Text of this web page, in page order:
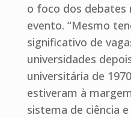
o foco dos debates
evento. “Mesmo
significativo de
universidades
universitária de
estiveram à
sistema de ciência